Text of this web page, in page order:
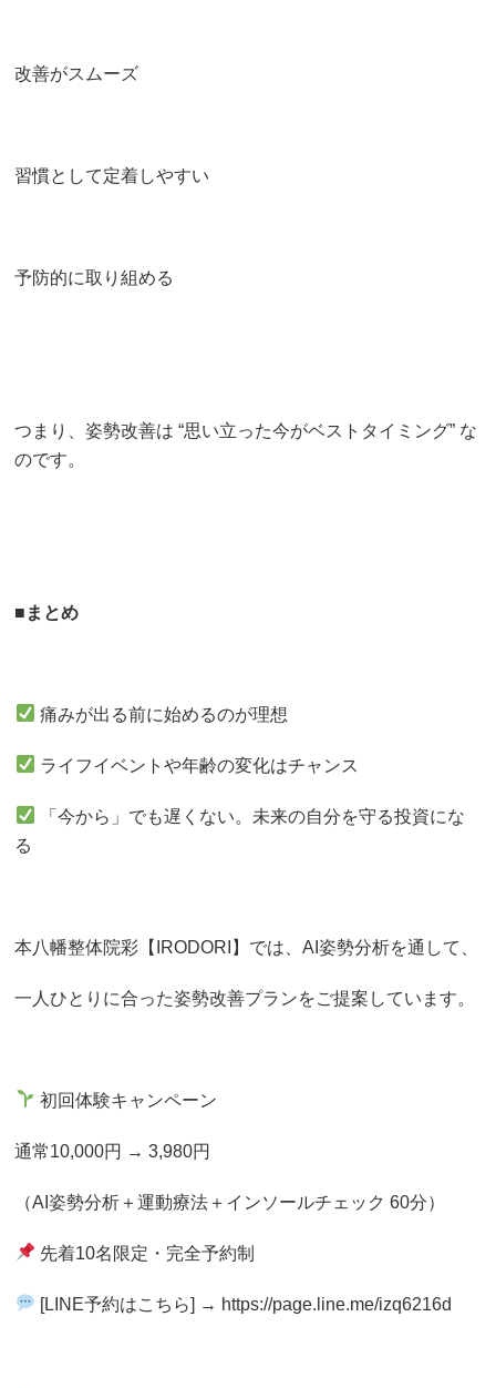
改善がスムーズ
習慣として定着しやすい
予防的に取り組める
つまり、姿勢改善は “思い立った今がベストタイミング” な
のです。
■ まとめ
痛みが出る前に始めるのが理想
ライフイベントや年齢の変化はチャンス
「今から」でも遅くない。未来の自分を守る投資にな
る
本八幡整体院彩【IRODORI】では、AI姿勢分析を通して、
一人ひとりに合った姿勢改善プランをご提案しています。
初回体験キャンペーン
通常10,000円 → 3,980円
（AI姿勢分析＋運動療法＋インソールチェック 60分）
先着10名限定・完全予約制
[LINE予約はこちら] → https://page.line.me/izq6216d